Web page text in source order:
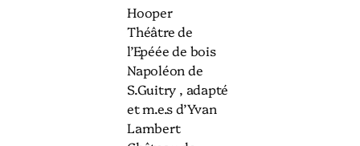
Hooper
Théâtre de
l’Epéée de bois
Napoléon de
S.Guitry , adapté
et m.e.s d’Yvan
Lambert